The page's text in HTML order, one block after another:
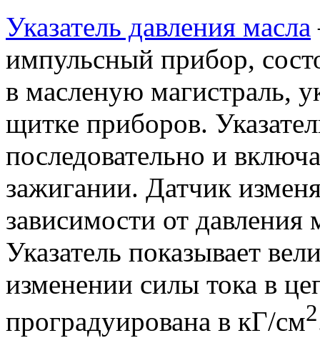
Указатель давления масла
импульсный прибор,
в масленую магистраль,
щитке приборов.
последовательно и
зажигании. Датчик
зависимости от давления
Указатель показывает
изменении силы тока в
проградуирована в кГ/см2